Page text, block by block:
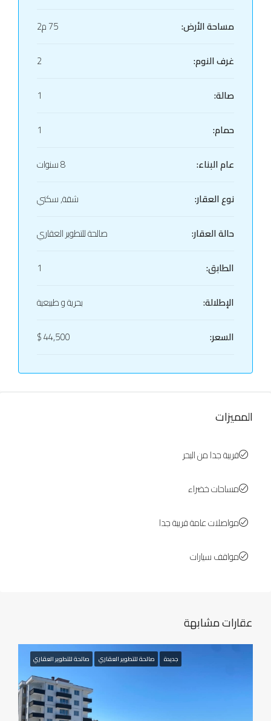
مساحة الأرض:
75 م2
غرف النوم:
2
صالة:
1
حمام:
1
عام البناء:
8 سنوات
نوع العقار:
شقة, سكني
حالة العقار:
صالحة للتطوير العقاري
الطابق:
1
الإطلالة:
بحرية و طبيعية
السعر:
44,500 $
المميزات
قريبة جدا من البحر
مساحات خضراء
مواصلات عامة قريبة جدا
مواقف سيارات
عقارات مشابهة
جديدة صالحة للتطوير العقاري صالحة للتطوير العقاري